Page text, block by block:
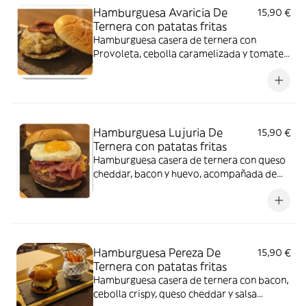
Hamburguesa Avaricia De
Ternera con patatas fritas
15,90 €
Hamburguesa casera de ternera con
Provoleta, cebolla caramelizada y tomate
Hamburguesa Lujuria De
Ternera con patatas fritas
15,90 €
Hamburguesa casera de ternera con queso
cheddar, bacon y huevo, acompañada de
Hamburguesa Pereza De
Ternera con patatas fritas
15,90 €
Hamburguesa casera de ternera con bacon,
cebolla crispy, queso cheddar y salsa